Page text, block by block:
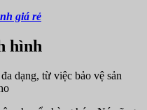
giá rẻ
hình
dạng, từ việc bảo vệ sản